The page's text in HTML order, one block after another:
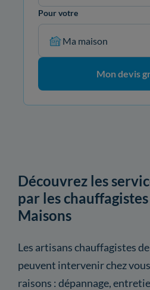
Pour votre
Ma maison
Mon devis
Découvrez les
par les
Maisons
Les artisans chauffagistes
peuvent intervenir chez
raisons : dépannage,